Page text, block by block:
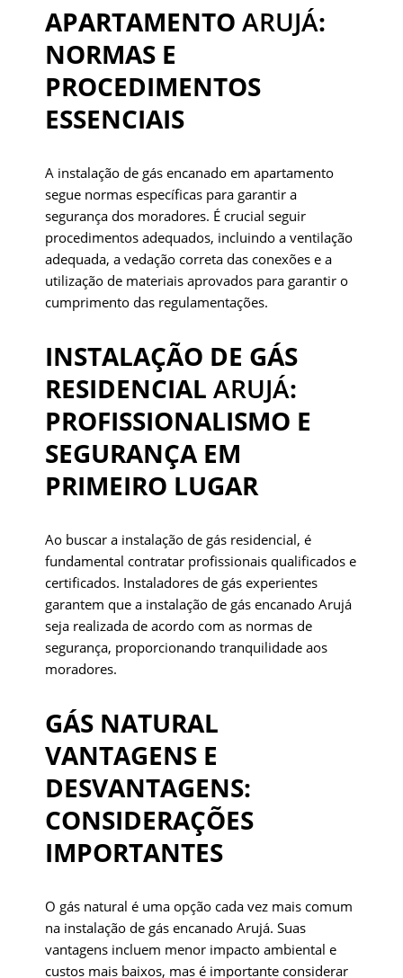
APARTAMENTO ARUJÁ:
NORMAS E
PROCEDIMENTOS
ESSENCIAIS
A instalação de gás encanado em apartamento
segue normas específicas para garantir a
segurança dos moradores. É crucial seguir
procedimentos adequados, incluindo a ventilação
adequada, a vedação correta das conexões e a
utilização de materiais aprovados para garantir o
cumprimento das regulamentações.
INSTALAÇÃO DE GÁS
RESIDENCIAL ARUJÁ:
PROFISSIONALISMO E
SEGURANÇA EM
PRIMEIRO LUGAR
Ao buscar a instalação de gás residencial, é
fundamental contratar profissionais qualificados e
certificados. Instaladores de gás experientes
garantem que a instalação de gás encanado Arujá
seja realizada de acordo com as normas de
segurança, proporcionando tranquilidade aos
moradores.
GÁS NATURAL
VANTAGENS E
DESVANTAGENS:
CONSIDERAÇÕES
IMPORTANTES
O gás natural é uma opção cada vez mais comum
na instalação de gás encanado Arujá. Suas
vantagens incluem menor impacto ambiental e
custos mais baixos, mas é importante considerar